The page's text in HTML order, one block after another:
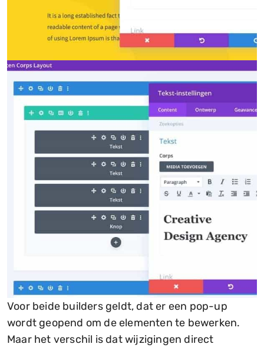
Voor beide builders geldt, dat er een pop-up
wordt geopend om de elementen te bewerken.
Maar het verschil is dat wijzigingen direct